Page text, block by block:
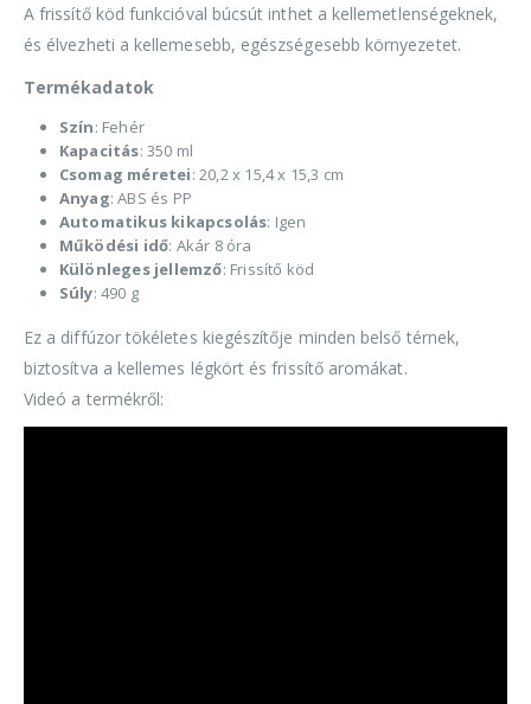
A frissítő köd funkcióval búcsút inthet a kellemetlenségeknek,
és élvezheti a kellemesebb, egészségesebb környezetet.
Termékadatok
Szín: Fehér
Kapacitás: 350 ml
Csomag méretei: 20,2 x 15,4 x 15,3 cm
Anyag: ABS és PP
Automatikus kikapcsolás: Igen
Működési idő: Akár 8 óra
Különleges jellemző: Frissítő köd
Súly: 490 g
Ez a diffúzor tökéletes kiegészítője minden belső térnek,
biztosítva a kellemes légkört és frissítő aromákat.
Videó a termékről: